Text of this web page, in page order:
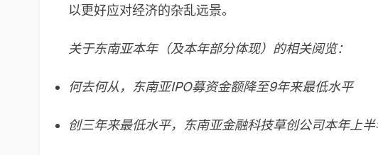
以更好应对经济的杂乱远景。
关于东南亚本年（及本年部分体现）的相关阅览：
何去何从，东南亚IPO募资金额降至9年来最低水平
创三年来最低水平，东南亚金融科技草创公司本年上